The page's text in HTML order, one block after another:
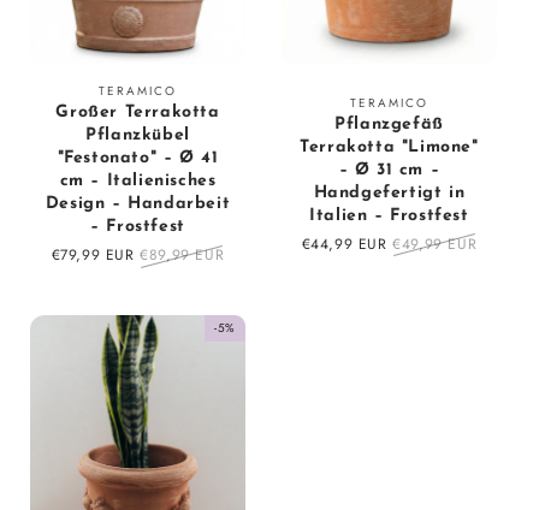
Vendor:
TERAMICO
Großer Terrakotta
Pflanzkübel
"Festonato" – Ø 41
cm – Italienisches
Design – Handarbeit
– Frostfest
Sale
€79,99 EUR Regular
€89,99 EUR
Vendor:
TERAMICO
Pflanzgefäß
Terrakotta "Limone"
– Ø 31 cm –
Handgefertigt in
Italien – Frostfest
Sale
€44,99 EUR Regular
€49,99 EUR
-5%